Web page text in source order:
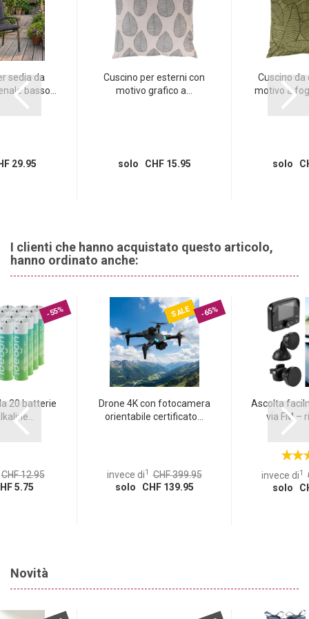
Questo cuscino decorativo è realizzato in eco-tessuto sostenibile
Madison©, un materiale ad alte prestazioni, riciclato ed ecologico.
È realizzato con fibre di cotone riciclate al 100% e bottiglie di PET
(polietilene tereftalato). Il produttore garantisce l‘utilizzo di
energia verde sostenibile e la riduzione del consumo di energia e
acqua.
sedia da
basso...
29.95
Cuscino per esterni con
motivo grafico a...
solo CHF 15.95
Cuscino da
motivo a
solo
I clienti che hanno acquistato questo articolo,
hanno ordinato anche:
-55%
20 batterie
CHF 12.95
5.75
SALE -65%
Drone 4K con fotocamera
orientabile certificato...
invece di1 CHF 399.95
solo CHF 139.95
Ascolta
via FM –
invece di1
solo
Novità